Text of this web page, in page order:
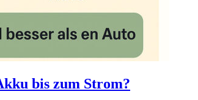
bis zum Strom?